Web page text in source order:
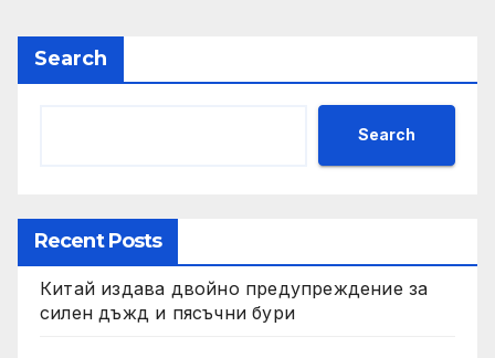
Search
Search
Recent Posts
Китай издава двойно предупреждение за
силен дъжд и пясъчни бури